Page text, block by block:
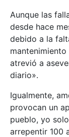
Aunque las
desde hace
debido a la
atrevió a
diario».
Igualmente,
provocan un
pueblo, yo
arrepentir 100